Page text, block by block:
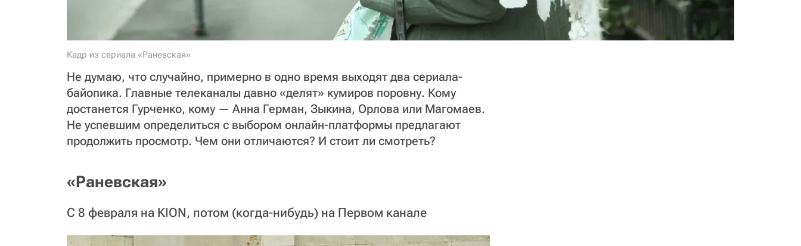
Кадр из сериала «Раневская»
Не думаю, что случайно, примерно в одно время выходят два сериала-
байопика. Главные телеканалы давно «делят» кумиров поровну. Кому
достанется Гурченко, кому — Анна Герман, Зыкина, Орлова или Магомаев.
Не успевшим определиться с выбором онлайн-платформы предлагают
продолжить просмотр. Чем они отличаются? И стоит ли смотреть?
«Раневская»
С 8 февраля на KION, потом (когда-нибудь) на Первом канале